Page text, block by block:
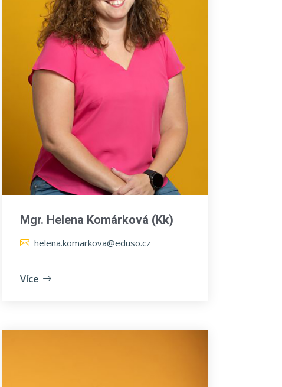
Mgr. Helena Komárková (Kk)
helena.komarkova@eduso.cz
Více